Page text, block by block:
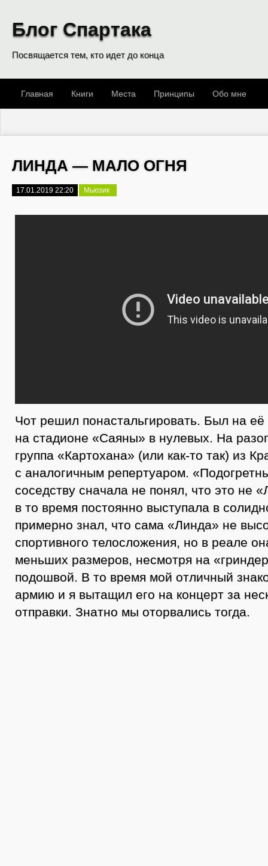
Блог Спартака
Посвящается тем, кто идет до конца
Главная Книги Места Принципы Обо мне
ЛИНДА — МАЛО ОГНЯ
17.01.2019 22:20 Мьюзик
Чот решил понастальгировать. Был на её
на стадионе «Саяны» в нулевых. На
группа «Картохана» (или как-то так) из
с аналогичным репертуаром.
соседству сначала не понял, что это не
в то время постоянно выступала в
примерно знал, что сама «Линда» не
спортивного телосложения, но в реале
меньших размеров, несмотря на
подошвой. В то время мой отличный
армию и я вытащил его на концерт за
отправки. Знатно мы оторвались тогда.